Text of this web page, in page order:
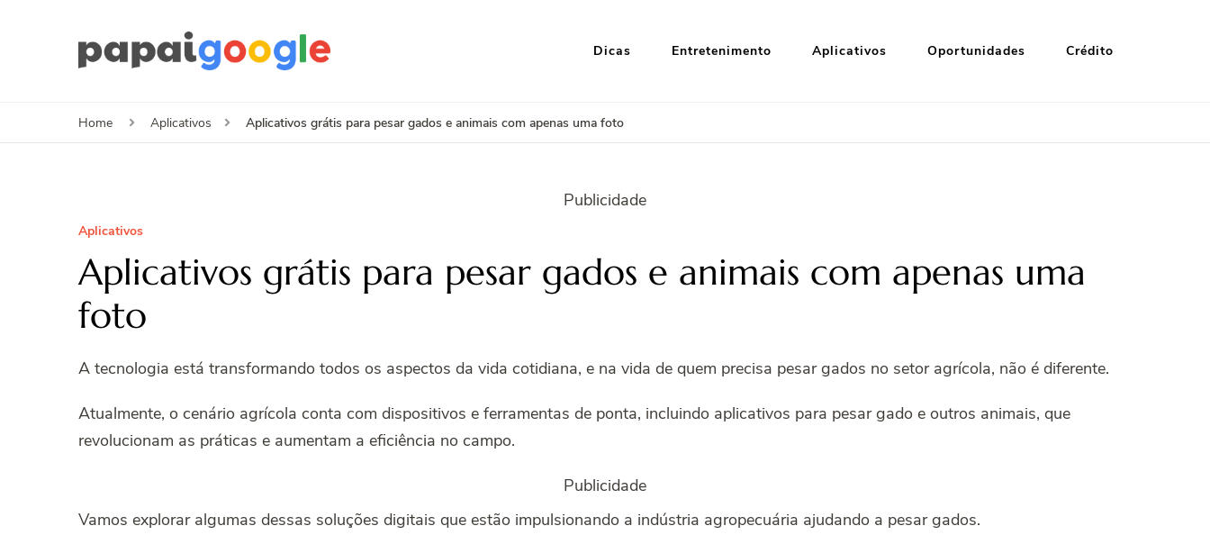
Dicas Entretenimento Aplicativos Oportunidades Crédito
Home Aplicativos Aplicativos grátis para pesar gados e animais com apenas uma foto
Publicidade
Aplicativos
Aplicativos grátis para pesar gados e animais com apenas uma
foto
A tecnologia está transformando todos os aspectos da vida cotidiana, e na vida de quem precisa pesar gados no setor agrícola, não é diferente.
Atualmente, o cenário agrícola conta com dispositivos e ferramentas de ponta, incluindo aplicativos para pesar gado e outros animais, que
revolucionam as práticas e aumentam a eficiência no campo.
Publicidade
Vamos explorar algumas dessas soluções digitais que estão impulsionando a indústria agropecuária ajudando a pesar gados.